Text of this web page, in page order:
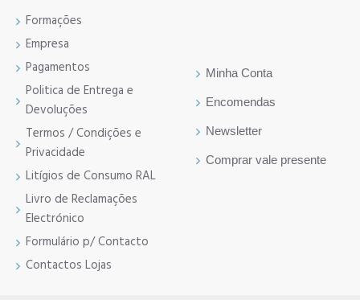
Formações
Empresa
Pagamentos
Politica de Entrega e
Devoluções
Termos / Condições e
Privacidade
Litígios de Consumo RAL
Livro de Reclamações
Electrónico
Formulário p/ Contacto
Contactos Lojas
Minha Conta
Encomendas
Newsletter
Comprar vale presente